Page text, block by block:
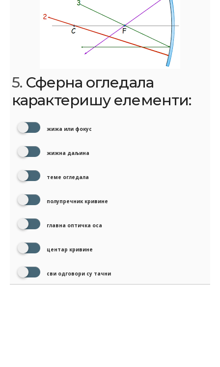
5. Сферна огледала
карактеришу елементи:
жижа или фокус
жижна даљина
теме огледала
полупречник кривине
главна оптичка оса
центар кривине
сви одговори су тачни